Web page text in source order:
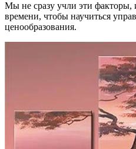
Мы не сразу учли эти факторы,
времени, чтобы научиться
ценообразования.